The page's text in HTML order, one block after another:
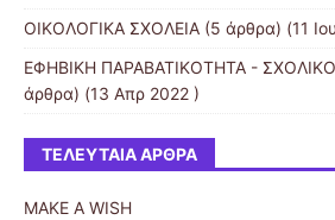
ΟΙΚΟΛΟΓΙΚΑ ΣΧΟΛΕΙΑ (5 άρθρα) (11
ΕΦΗΒΙΚΗ ΠΑΡΑΒΑΤΙΚΟΤΗΤΑ -
άρθρα) (13 Απρ 2022 )
ΤΕΛΕΥΤΑΊΑ ΆΡΘΡΑ
MAKE A WISH